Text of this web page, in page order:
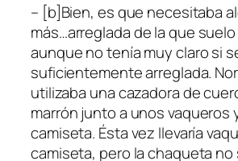
– [b]Bien, es que necesitaba
más…arreglada de la que
aunque no tenía muy claro si
suficientemente arreglada.
utilizaba una cazadora de
marrón junto a unos vaqueros
camiseta. Ésta vez llevaría
camiseta, pero la chaqueta no